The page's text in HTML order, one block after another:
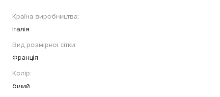
Країна виробництва:
Італія
Вид розмірної сітки:
Франція
Колір:
білий